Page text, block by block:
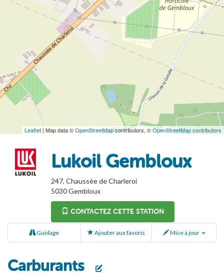
Leaflet | Map data ©OpenStreetMapcontributors, ©OpenStreetMap contributors
Lukoil Gembloux
247, Chaussée de Charleroi
5030Gembloux
CONTACTEZ CETTE STATION
Guidage Ajouter aux favoris Mise à jour
Carburants